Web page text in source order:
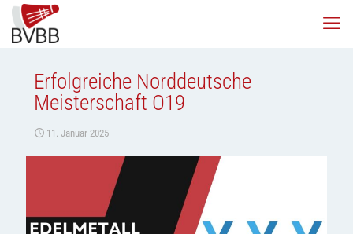
Erfolgreiche Norddeutsche
Meisterschaft O19
11. Januar 2025